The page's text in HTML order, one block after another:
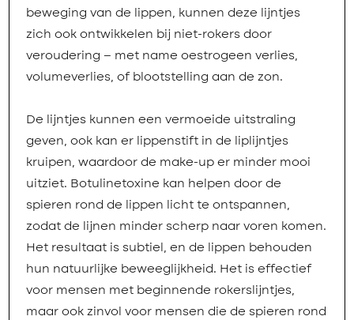
beweging van de lippen, kunnen deze lijntjes
zich ook ontwikkelen bij niet-rokers door
veroudering – met name oestrogeen verlies,
volumeverlies, of blootstelling aan de zon.
De lijntjes kunnen een vermoeide uitstraling
geven, ook kan er lippenstift in de liplijntjes
kruipen, waardoor de make-up er minder mooi
uitziet. Botulinetoxine kan helpen door de
spieren rond de lippen licht te ontspannen,
zodat de lijnen minder scherp naar voren komen.
Het resultaat is subtiel, en de lippen behouden
hun natuurlijke beweeglijkheid. Het is effectief
voor mensen met beginnende rokerslijntjes,
maar ook zinvol voor mensen die de spieren rond